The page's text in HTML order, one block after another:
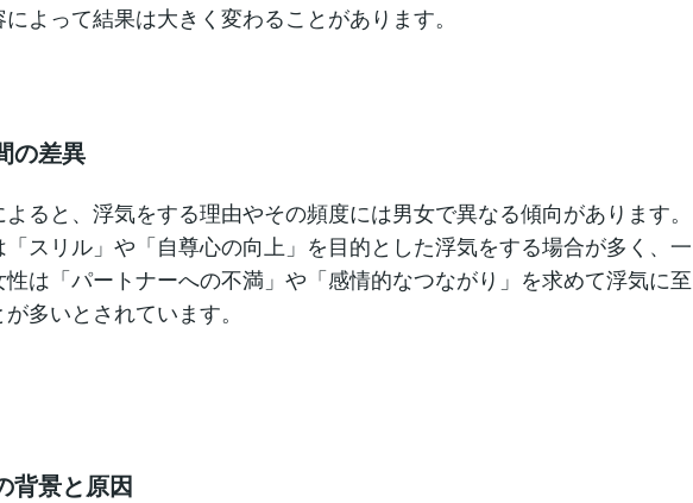
よって結果は大きく変わることがあります。
の差異
ると、浮気をする理由やその頻度には男女で異なる傾向があります。
「スリル」や「自尊心の向上」を目的とした浮気をする場合が多く、一
性は「パートナーへの不満」や「感情的なつながり」を求めて浮気に至
多いとされています。
背景と原因